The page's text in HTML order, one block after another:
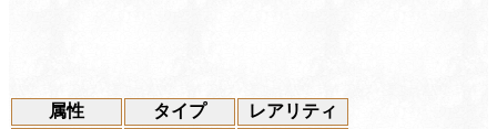
属性 タイプ
レアリティ